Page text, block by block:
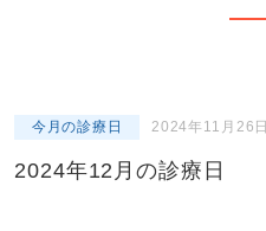
今月の診療日 2024年11月26日
2024年12月の診療日